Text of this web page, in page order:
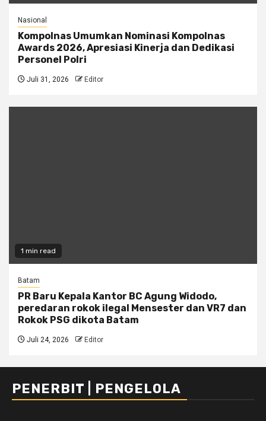
Nasional
Kompolnas Umumkan Nominasi Kompolnas
Awards 2026, Apresiasi Kinerja dan Dedikasi
Personel Polri
Juli 31, 2026 Editor
1 min read
Batam
PR Baru Kepala Kantor BC Agung Widodo,
peredaran rokok ilegal Mensester dan VR7 dan
Rokok PSG dikota Batam
Juli 24, 2026 Editor
PENERBIT | PENGELOLA